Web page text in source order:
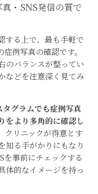
・SNS発信の質で
する上で、最も手軽で
例写真の確認です。
のバランスが整ってい
などを注意深く見てみ
グラムでも症例写真
をより多角的に確認し
クリニックが得意とす
知る手がかりにもなり
を事前にチェックする
体的なイメージを持っ